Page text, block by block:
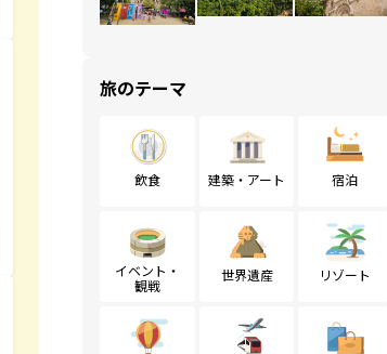
旅のテーマ
飲食 建築・アート 宿泊
イベント・
観戦
世界遺産 リゾート